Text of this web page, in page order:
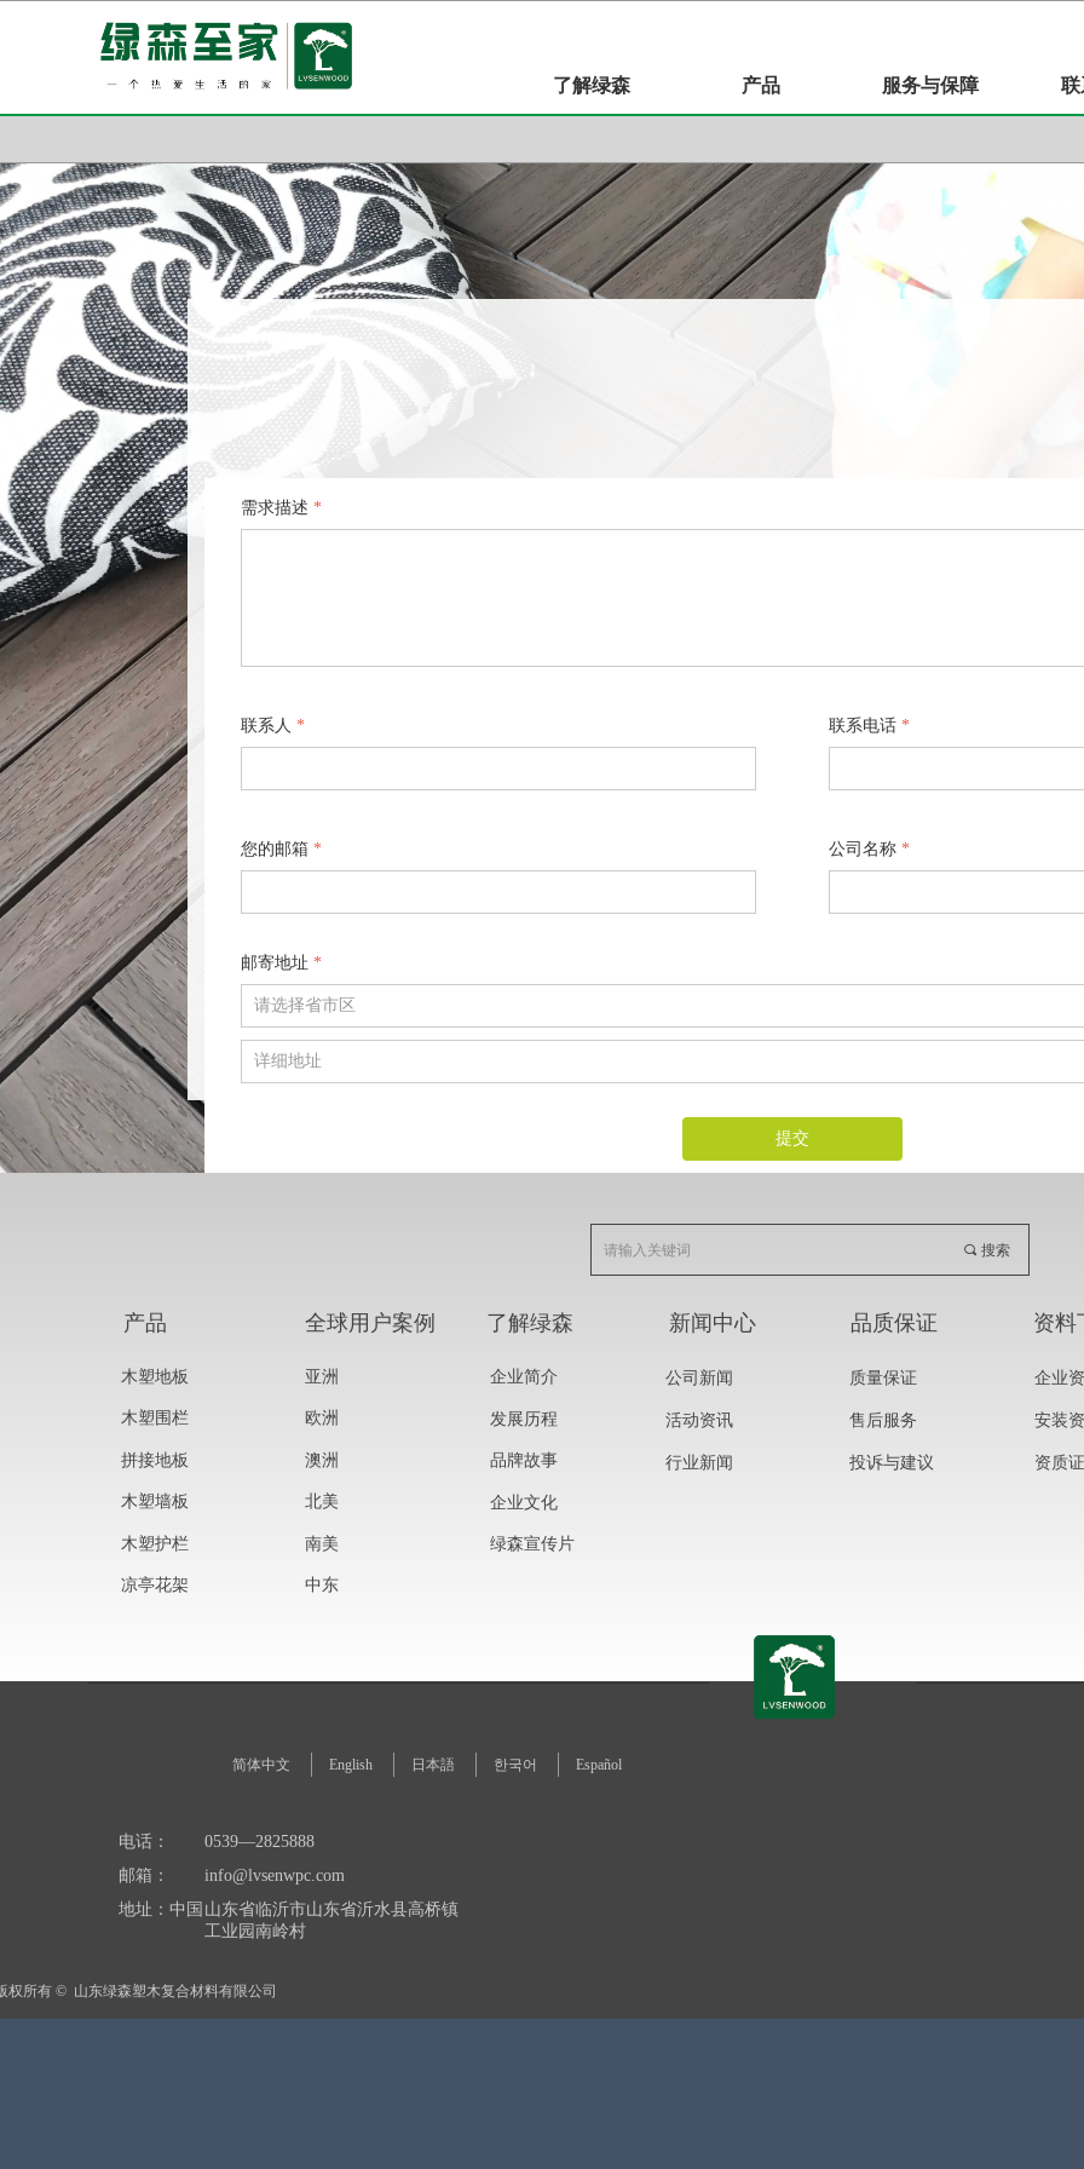
了解绿森 产品 服务与保障 联
需求描述 *
联系人 * 联系电话 *
您的邮箱 * 公司名称 *
邮寄地址 *
提交
权所有 © 山东绿森塑木复合材料有限公司
简体中文 English 日本語 한국어 Español
电话：
0539—2825888
邮箱：
info@lvsenwpc.com
地址：中国 山东省临沂市山东省沂水县高桥镇
工业园南岭村
资料
企业
安装
资质
品质保证
质量保证
售后服务
投诉与建议
新闻中心
公司新闻
活动资讯
行业新闻
了解绿森
企业简介
发展历程
品牌故事
企业文化
绿森宣传片
全球用户案例
亚洲
欧洲
澳洲
北美
南美
中东
木塑地板
木塑围栏
拼接地板
木塑墙板
木塑护栏
凉亭花架
产品
끠 搜索